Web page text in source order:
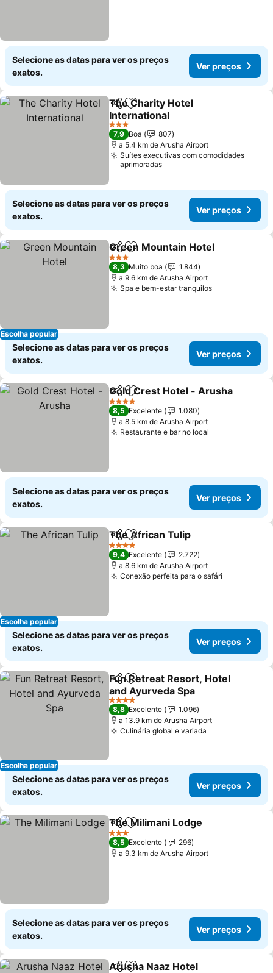
Selecione as datas para ver os preços
exatos.
Ver preços
PartilharAdicionar aos favoritos
The Charity Hotel
International
3 Estrelas
7,9 Boa
807
a 5.4 km de Arusha Airport
Suítes executivas com comodidades
aprimoradas
Selecione as datas para ver os preços
exatos.
Ver preços
Escolha popular
PartilharAdicionar aos favoritos
Green Mountain Hotel
3 Estrelas
8,3 Muito boa
1.844
a 9.6 km de Arusha Airport
Spa e bem-estar tranquilos
Selecione as datas para ver os preços
exatos.
Ver preços
PartilharAdicionar aos favoritos
Gold Crest Hotel - Arusha
4 Estrelas
8,5 Excelente
1.080
a 8.5 km de Arusha Airport
Restaurante e bar no local
Selecione as datas para ver os preços
exatos.
Ver preços
Escolha popular
PartilharAdicionar aos favoritos
The African Tulip
4 Estrelas
9,4 Excelente
2.722
a 8.6 km de Arusha Airport
Conexão perfeita para o safári
Selecione as datas para ver os preços
exatos.
Ver preços
Escolha popular
PartilharAdicionar aos favoritos
Fun Retreat Resort, Hotel
and Ayurveda Spa
4 Estrelas
8,8 Excelente
1.096
a 13.9 km de Arusha Airport
Culinária global e variada
Selecione as datas para ver os preços
exatos.
Ver preços
PartilharAdicionar aos favoritos
The Milimani Lodge
3 Estrelas
8,5 Excelente
296
a 9.3 km de Arusha Airport
Selecione as datas para ver os preços
exatos.
Ver preços
Arusha Naaz Hotel